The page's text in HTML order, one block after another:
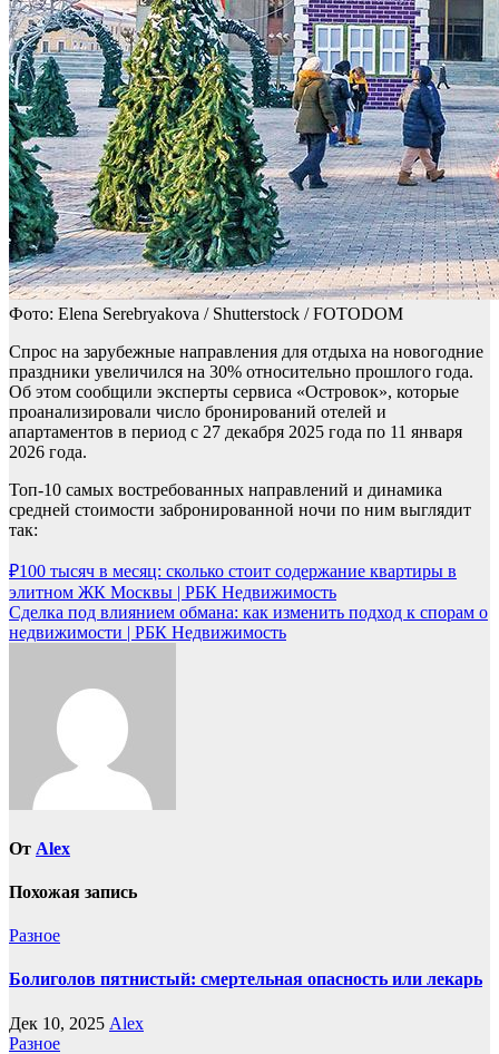
Фото: Elena Serebryakova / Shutterstock / FOTODOM
Спрос на зарубежные направления для отдыха на новогодние
праздники увеличился на 30% относительно прошлого года.
Об этом сообщили эксперты сервиса «Островок», которые
проанализировали число бронирований отелей и
апартаментов в период с 27 декабря 2025 года по 11 января
2026 года.
Топ-10 самых востребованных направлений и динамика
средней стоимости забронированной ночи по ним выглядит
так:
Навигация
по
записям
₽100 тысяч в месяц: сколько стоит содержание квартиры в
элитном ЖК Москвы | РБК Недвижимость
Сделка под влиянием обмана: как изменить подход к спорам о
недвижимости | РБК Недвижимость
От Alex
Похожая запись
Разное
Болиголов пятнистый: смертельная опасность или лекарь
Дек 10, 2025 Alex
Разное